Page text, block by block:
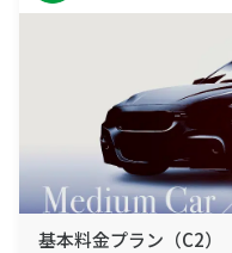
基本料金プラン（C2）